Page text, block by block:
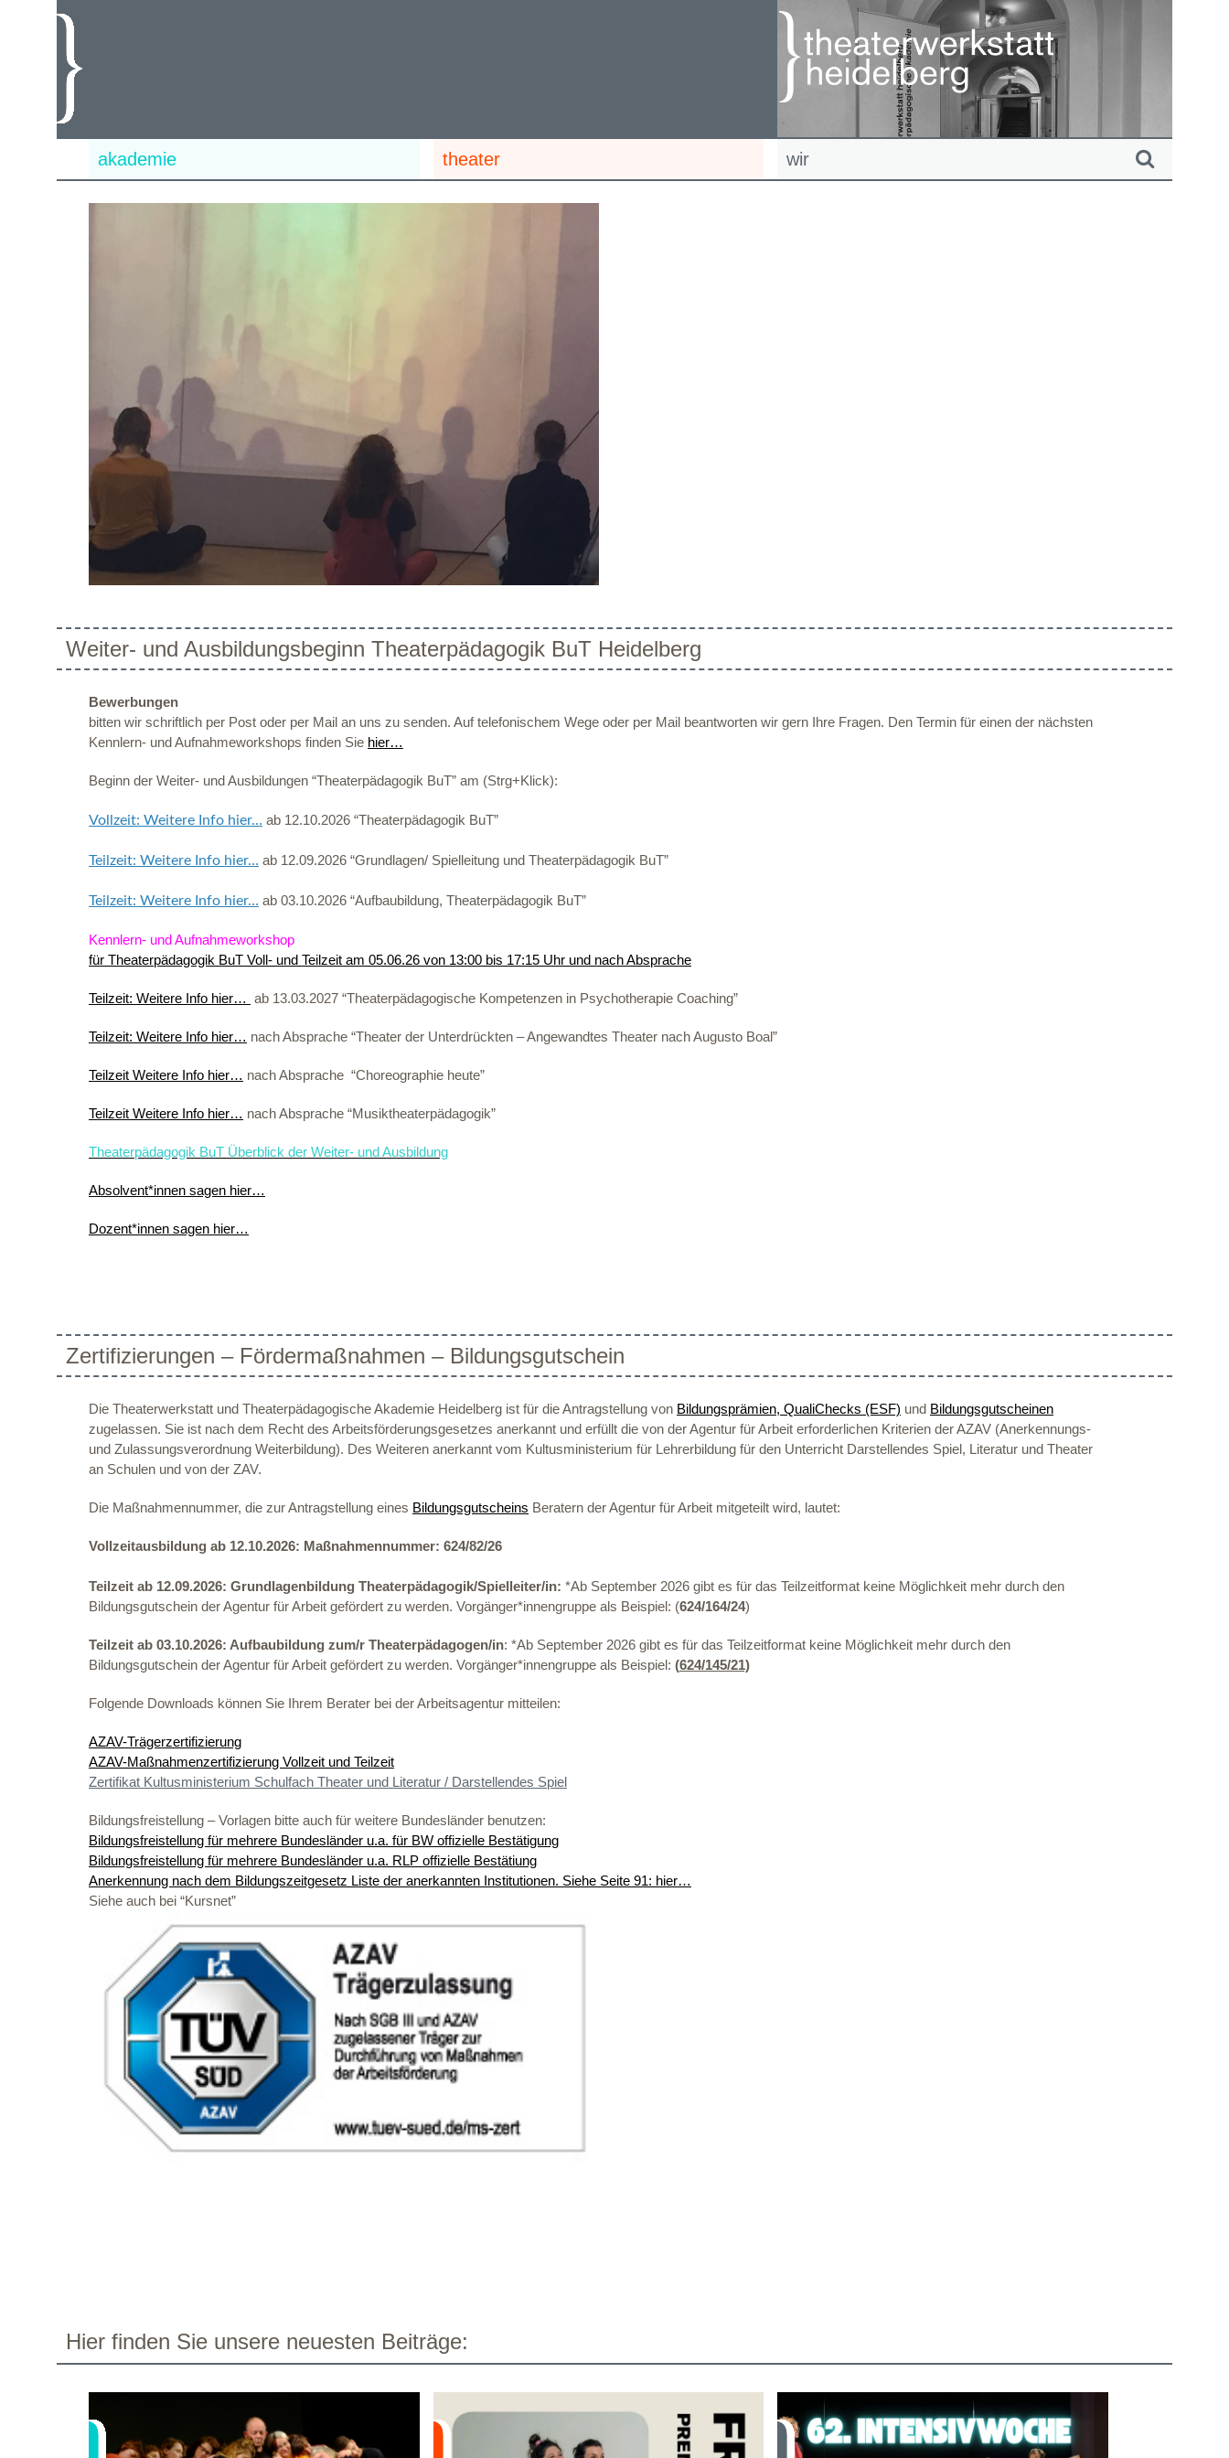
akademie theater wir
Weiter- und Ausbildungsbeginn Theaterpädagogik BuT Heidelberg
Bewerbungen
bitten wir schriftlich per Post oder per Mail an uns zu senden. Auf telefonischem Wege oder per Mail beantworten wir gern Ihre Fragen. Den Termin für einen der nächsten
Kennlern- und Aufnahmeworkshops finden Sie hier…
Beginn der Weiter- und Ausbildungen “Theaterpädagogik BuT” am (Strg+Klick):
Vollzeit: Weitere Info hier… ab 12.10.2026 “Theaterpädagogik BuT”
Teilzeit: Weitere Info hier… ab 12.09.2026 “Grundlagen/ Spielleitung und Theaterpädagogik BuT”
Teilzeit: Weitere Info hier… ab 03.10.2026 “Aufbaubildung, Theaterpädagogik BuT”
Kennlern- und Aufnahmeworkshop
für Theaterpädagogik BuT Voll- und Teilzeit am 05.06.26 von 13:00 bis 17:15 Uhr und nach Absprache
Teilzeit: Weitere Info hier… ab 13.03.2027 “Theaterpädagogische Kompetenzen in Psychotherapie Coaching”
Teilzeit: Weitere Info hier… nach Absprache “Theater der Unterdrückten – Angewandtes Theater nach Augusto Boal”
Teilzeit Weitere Info hier… nach Absprache “Choreographie heute”
Teilzeit Weitere Info hier… nach Absprache “Musiktheaterpädagogik”
Theaterpädagogik BuT Überblick der Weiter- und Ausbildung
Absolvent*innen sagen hier…
Dozent*innen sagen hier…
Zertifizierungen – Fördermaßnahmen – Bildungsgutschein
Die Theaterwerkstatt und Theaterpädagogische Akademie Heidelberg ist für die Antragstellung von Bildungsprämien, QualiChecks (ESF) und Bildungsgutscheinen
zugelassen. Sie ist nach dem Recht des Arbeitsförderungsgesetzes anerkannt und erfüllt die von der Agentur für Arbeit erforderlichen Kriterien der AZAV (Anerkennungs-
und Zulassungsverordnung Weiterbildung). Des Weiteren anerkannt vom Kultusministerium für Lehrerbildung für den Unterricht Darstellendes Spiel, Literatur und Theater
an Schulen und von der ZAV.
Die Maßnahmennummer, die zur Antragstellung eines Bildungsgutscheins Beratern der Agentur für Arbeit mitgeteilt wird, lautet:
Vollzeitausbildung ab 12.10.2026: Maßnahmennummer: 624/82/26
Teilzeit ab 12.09.2026: Grundlagenbildung Theaterpädagogik/Spielleiter/in: *Ab September 2026 gibt es für das Teilzeitformat keine Möglichkeit mehr durch den
Bildungsgutschein der Agentur für Arbeit gefördert zu werden. Vorgänger*innengruppe als Beispiel: (624/164/24)
Teilzeit ab 03.10.2026: Aufbaubildung zum/r Theaterpädagogen/in: *Ab September 2026 gibt es für das Teilzeitformat keine Möglichkeit mehr durch den
Bildungsgutschein der Agentur für Arbeit gefördert zu werden. Vorgänger*innengruppe als Beispiel: (624/145/21)
Folgende Downloads können Sie Ihrem Berater bei der Arbeitsagentur mitteilen:
AZAV-Trägerzertifizierung
AZAV-Maßnahmenzertifizierung Vollzeit und Teilzeit
Zertifikat Kultusministerium Schulfach Theater und Literatur / Darstellendes Spiel
Bildungsfreistellung – Vorlagen bitte auch für weitere Bundesländer benutzen:
Bildungsfreistellung für mehrere Bundesländer u.a. für BW offizielle Bestätigung
Bildungsfreistellung für mehrere Bundesländer u.a. RLP offizielle Bestätiung
Anerkennung nach dem Bildungszeitgesetz Liste der anerkannten Institutionen. Siehe Seite 91: hier…
Siehe auch bei “Kursnet”
Hier finden Sie unsere neuesten Beiträge: